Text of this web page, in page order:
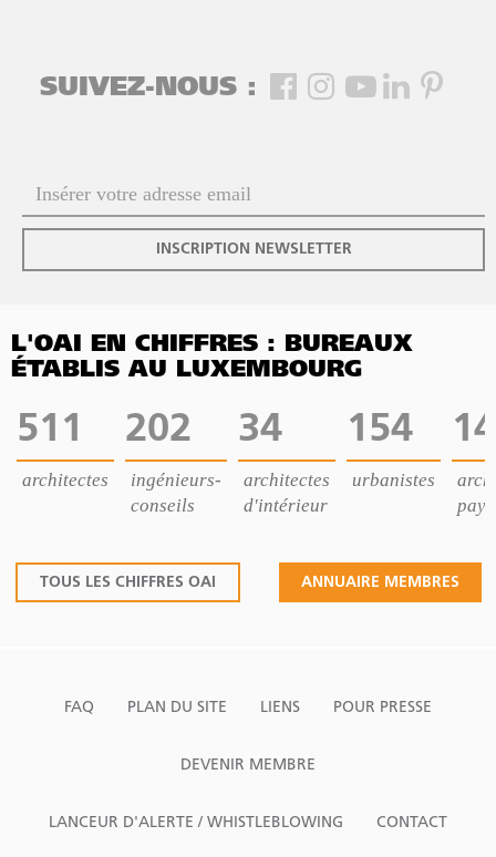
SUIVEZ-NOUS :
INSCRIPTION NEWSLETTER
L'OAI EN CHIFFRES : BUREAUX
ÉTABLIS AU LUXEMBOURG
511
architectes
202
ingénieurs-
conseils
34
architectes
d'intérieur
154
urbanistes
14
TOUS LES CHIFFRES OAI ANNUAIRE MEMBRES
FAQ PLAN DU SITE LIENS POUR PRESSE
DEVENIR MEMBRE
LANCEUR D'ALERTE / WHISTLEBLOWING CONTACT